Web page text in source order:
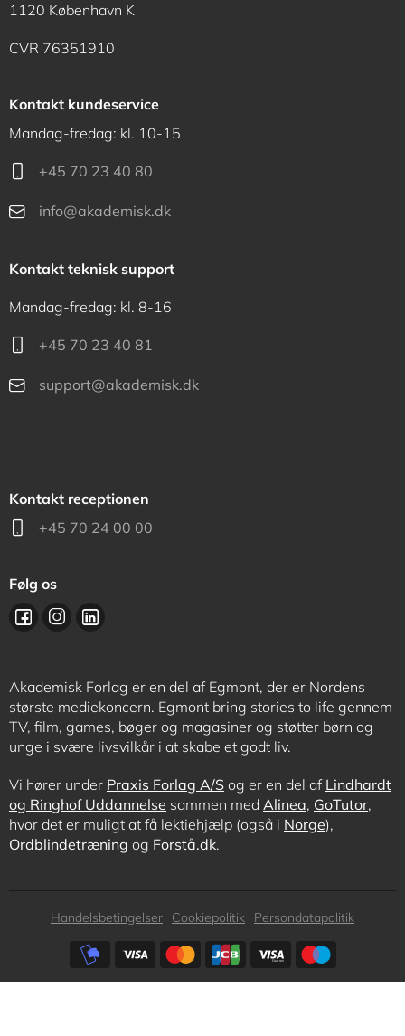
1120 København K
CVR 76351910
Kontakt kundeservice
Mandag-fredag: kl. 10-15
+45 70 23 40 80
info@akademisk.dk
Kontakt teknisk support
Mandag-fredag: kl. 8-16
+45 70 23 40 81
support@akademisk.dk
Kontakt receptionen
+45 70 24 00 00
Følg os
Akademisk Forlag er en del af Egmont, der er Nordens
største mediekoncern. Egmont bring stories to life gennem
TV, film, games, bøger og magasiner og støtter børn og
unge i svære livsvilkår i at skabe et godt liv.
Vi hører under Praxis Forlag A/S og er en del af Lindhardt
og Ringhof Uddannelse sammen med Alinea, GoTutor,
hvor det er muligt at få lektiehjælp (også i Norge),
Ordblindetræning og Forstå.dk.
Subfooter
Handelsbetingelser Cookiepolitik
Persondatapolitik
Subfooter
payment
options